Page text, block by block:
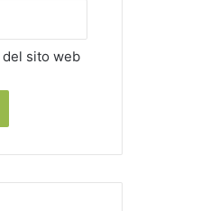
del sito web